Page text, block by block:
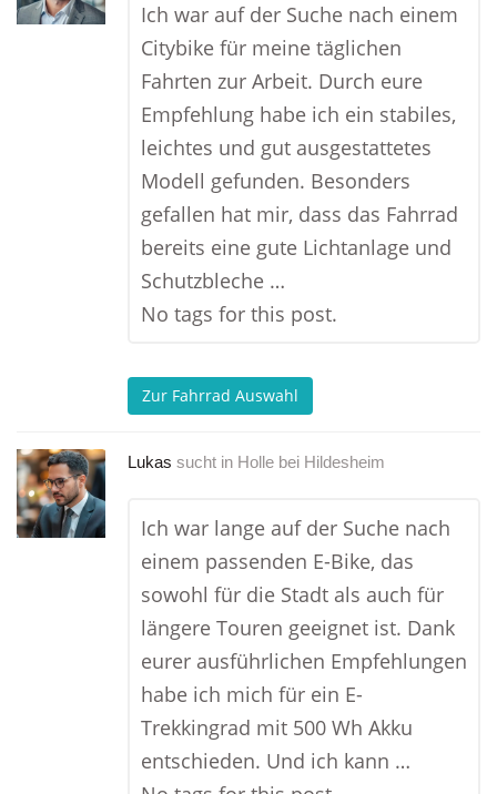
Ich war auf der Suche nach einem
Citybike für meine täglichen
Fahrten zur Arbeit. Durch eure
Empfehlung habe ich ein stabiles,
leichtes und gut ausgestattetes
Modell gefunden. Besonders
gefallen hat mir, dass das Fahrrad
bereits eine gute Lichtanlage und
Schutzbleche …
No tags for this post.
Zur Fahrrad Auswahl
Lukas sucht in Holle bei Hildesheim
Ich war lange auf der Suche nach
einem passenden E-Bike, das
sowohl für die Stadt als auch für
längere Touren geeignet ist. Dank
eurer ausführlichen Empfehlungen
habe ich mich für ein E-
Trekkingrad mit 500 Wh Akku
entschieden. Und ich kann …